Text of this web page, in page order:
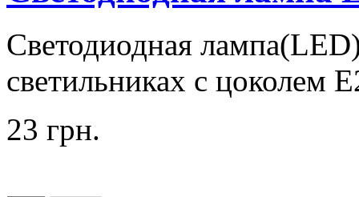
Светодиодная
светильниках с цоколем
23 грн.